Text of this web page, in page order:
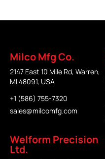
Milco Mfg Co.
2147 East 10 Mile Rd, Warren,
MI 48091, USA
+1 (586) 755-7320
sales@milcomfg.com
Welform Precision
Ltd.